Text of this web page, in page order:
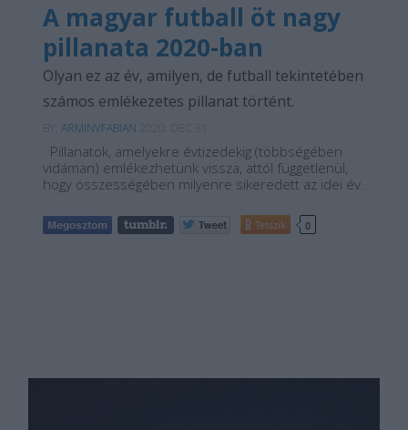
A magyar futball öt nagy
pillanata 2020-ban
Olyan ez az év, amilyen, de futball tekintetében
számos emlékezetes pillanat történt.
ARMINVFABIAN
Pillanatok, amelyekre évtizedekig (többségében
vidáman) emlékezhetünk vissza, attól függetlenül,
hogy összességében milyenre sikeredett az idei év.
Tetszik 0